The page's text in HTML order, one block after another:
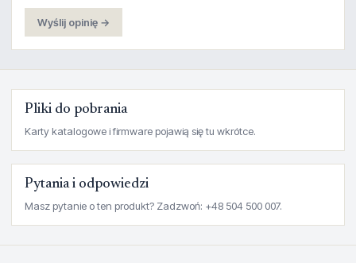
Wyślij opinię →
Pliki do pobrania
Karty katalogowe i firmware pojawią się tu wkrótce.
Pytania i odpowiedzi
Masz pytanie o ten produkt? Zadzwoń: +48 504 500 007.